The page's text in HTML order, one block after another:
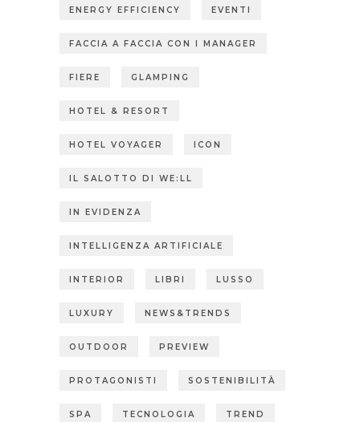
ENERGY EFFICIENCY EVENTI
FACCIA A FACCIA CON I MANAGER
FIERE GLAMPING
HOTEL & RESORT
HOTEL VOYAGER ICON
IL SALOTTO DI WE:LL
IN EVIDENZA
INTELLIGENZA ARTIFICIALE
INTERIOR LIBRI LUSSO
LUXURY NEWS&TRENDS
OUTDOOR PREVIEW
PROTAGONISTI SOSTENIBILITÀ
SPA TECNOLOGIA TREND